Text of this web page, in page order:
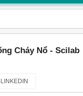
Cháy Nổ - Scilab